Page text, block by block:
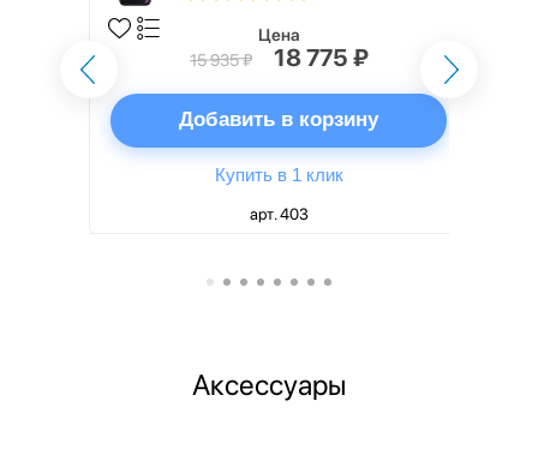
Цена
15 935 ₽
18 775 ₽
Добавить в корзину
Купить в 1 клик
арт. 403
Аксессуары